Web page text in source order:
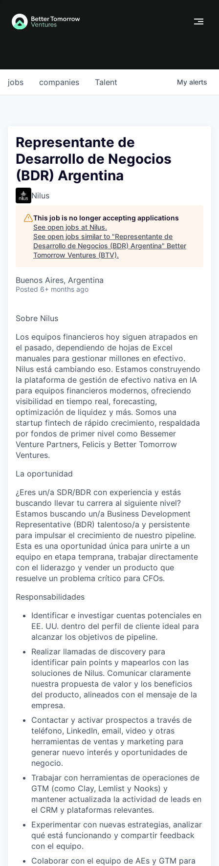
jobs companies Talent My alerts
Representante de
Desarrollo de Negocios
(BDR) Argentina
Nilus
This job is no longer accepting applications
See open jobs at Nilus.
See open jobs similar to "Representante de
Desarrollo de Negocios (BDR) Argentina" Better
Tomorrow Ventures (BTV).
Buenos Aires, Argentina
Posted 6+ months ago
Sobre Nilus
Los equipos financieros hoy siguen atrapados en
el pasado, dependiendo de hojas de Excel
manuales para gestionar millones en efectivo.
Nilus está cambiando eso. Estamos construyendo
la plataforma de gestión de efectivo nativa en IA
para equipos financieros modernos, ofreciendo
visibilidad en tiempo real, forecasting,
optimización de liquidez y más. Somos una
startup fintech de rápido crecimiento, respaldada
por fondos de primer nivel como Bessemer
Venture Partners, Felicis y Better Tomorrow
Ventures.
La oportunidad
¿Eres un/a SDR/BDR con experiencia y estás
buscando llevar tu carrera al siguiente nivel?
Estamos buscando un/a Business Development
Representative (BDR) talentoso/a y persistente
para impulsar el crecimiento de nuestro pipeline.
Esta es una oportunidad única para unirte a un
equipo en etapa temprana, trabajar directamente
con el liderazgo y vender un producto que
resuelve un problema crítico para CFOs.
Responsabilidades
Identificar e investigar cuentas potenciales en
EE. UU. dentro del perfil de cliente ideal para
alcanzar los objetivos de pipeline.
Realizar llamadas de discovery para
identificar pain points y mapearlos con las
soluciones de Nilus. Comunicar claramente
nuestra propuesta de valor y los beneficios
del producto, alineados con el mensaje de la
empresa.
Contactar y activar prospectos a través de
teléfono, LinkedIn, email, video y otras
herramientas de ventas y marketing para
generar nuevo interés y oportunidades de
negocio.
Trabajar con herramientas de operaciones de
GTM (como Clay, Lemlist y Nooks) y
mantener actualizada la actividad de leads en
el CRM y plataformas relevantes.
Experimentar con nuevas estrategias, analizar
qué está funcionando y compartir feedback
con el equipo.
Colaborar con el equipo de AEs y GTM para